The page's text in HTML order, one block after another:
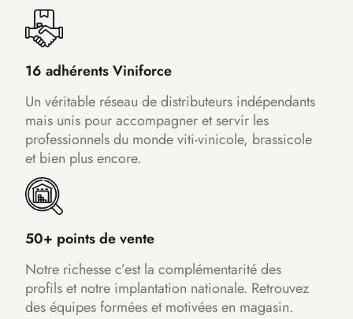
16 adhérents Viniforce
Un véritable réseau de distributeurs indépendants
mais unis pour accompagner et servir les
professionnels du monde viti-vinicole, brassicole
et bien plus encore.
50+ points de vente
Notre richesse c’est la complémentarité des
profils et notre implantation nationale. Retrouvez
des équipes formées et motivées en magasin.